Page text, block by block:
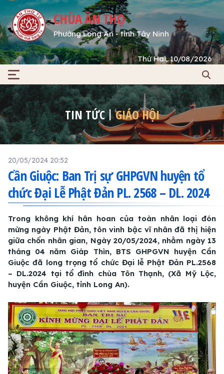
CHÙA ÂN THỌ
Phường Long An - tỉnh Tây Ninh
Thứ Hai, 10/08/2026
TIN TỨC GIÁO HỘI
20/05/2024 20:52
Cần Giuộc: Ban Trị sự GHPGVN huyện tổ
chức Đại Lễ Phật Đản PL. 2568 – DL. 2024
Trong không khí hân hoan của toàn nhân loại đón
mừng ngày Phật Đản, tôn vinh bậc vĩ nhân đã thị hiện
giữa chốn nhân gian, Ngày 20/05/2024, nhằm ngày 13
tháng 04 năm Giáp Thìn, BTS GHPGVN huyện Cần
Giuộc đã long trọng tổ chức Đại lễ Phật Đản PL.2568
– DL.2024 tại tổ đình chùa Tôn Thạnh, (Xã Mỹ Lộc,
huyện Cần Giuộc, tỉnh Long An).